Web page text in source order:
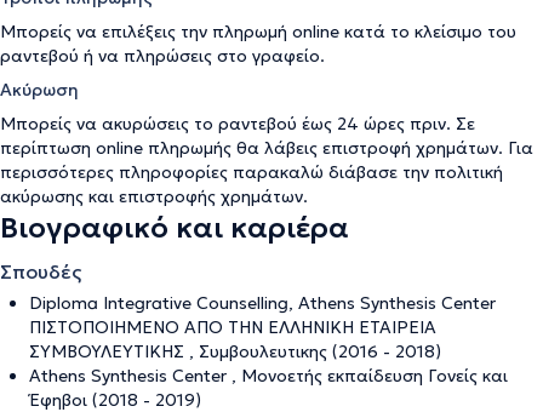
Μπορείς να επιλέξεις την πληρωμή online κατά το κλείσιμο του
ραντεβού ή να πληρώσεις στο γραφείο.
Ακύρωση
Μπορείς να ακυρώσεις το ραντεβού έως 24 ώρες πριν. Σε
περίπτωση online πληρωμής θα λάβεις επιστροφή χρημάτων. Για
περισσότερες πληροφορίες παρακαλώ διάβασε την πολιτική
ακύρωσης και επιστροφής χρημάτων.
Βιογραφικό και καριέρα
Σπουδές
Diploma Integrative Counselling, Athens Synthesis Center
ΠΙΣΤΟΠΟΙΗΜΕΝΟ ΑΠΟ ΤΗΝ ΕΛΛΗΝΙΚΗ ΕΤΑΙΡΕΙΑ
ΣΥΜΒΟΥΛΕΥΤΙΚΗΣ , Συμβουλευτικης (2016 - 2018)
Athens Synthesis Center , Μονοετής εκπαίδευση Γονείς και
Έφηβοι (2018 - 2019)